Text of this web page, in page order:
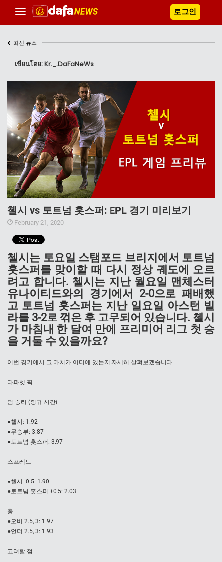
로그인
‹ 최신 뉴스
เขียนโดย: Kr._.DaFaNeWs
첼시 vs 토트넘 홋스퍼: EPL 경기 미리보기
February 21, 2020
첼시는 토요일 스탬포드 브리지에서 토트넘
홋스퍼를 맞이할 때 다시 정상 궤도에 오르
려고 합니다. 첼시는 지난 월요일 맨체스터
유나이티드와의 경기에서 2-0으로 패배했
고 토트넘 홋스퍼는 지난 일요일 아스턴 빌
라를 3-2로 꺾은 후 고무되어 있습니다. 첼시
가 마침내 한 달여 만에 프리미어 리그 첫 승
을 거둘 수 있을까요?
이번 경기에서 그 가치가 어디에 있는지 자세히 살펴보겠습니다.
다파벳 픽
팀 승리 (정규 시간)
●첼시: 1.92
●무승부: 3.87
●토트넘 홋스퍼: 3.97
스프레드
●첼시 -0.5: 1.90
●토트넘 홋스퍼 +0.5: 2.03
총
●오버 2.5, 3: 1.97
●언더 2.5, 3: 1.93
고려할 점